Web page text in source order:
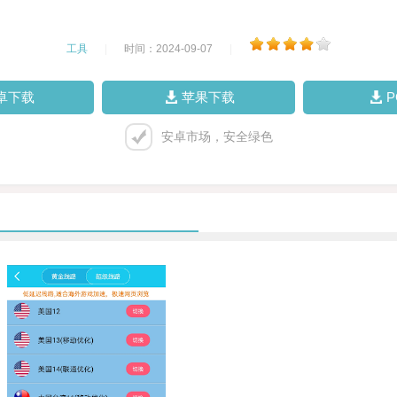
工具 时间：2024-09-07
下载 苹果下载
安卓市场，安全绿色